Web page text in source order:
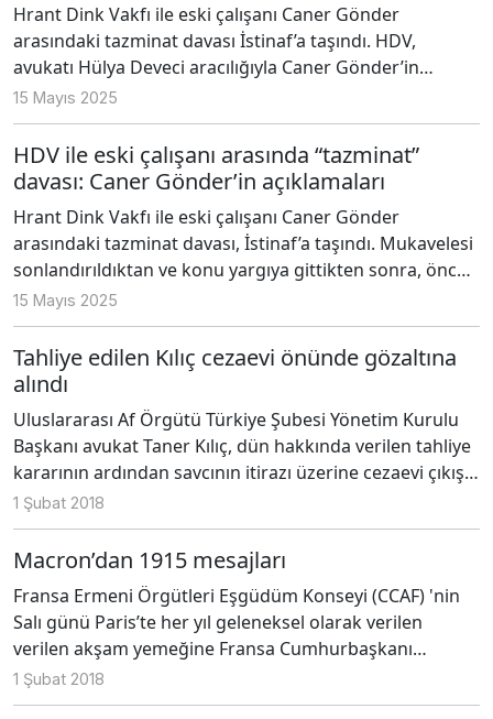
Hrant Dink Vakfı ile eski çalışanı Caner Gönder
arasındaki tazminat davası İstinaf’a taşındı. HDV,
avukatı Hülya Deveci aracılığıyla Caner Gönder’in
eylemlerde ve sosyal medyada dile getirdiklerine yanıt
verdi. HDV’ye göre asıl sorun Gönder’in, çalıştığı bölüm
olan “Kapsayıcı Dil Atölyesi”nin fikriyatına, mantığına
uygun davranmaması ve çalışma arkadaşlarıyla sorunlu,
sert bir ilişki biçimi kurması. HDV, Gönder’in tazminatı
konusunda gerekli teminatın bankaya yatırıldığını,
mahkeme sürecinde teknik aksaklıklar nedeniyle yeterli
bir savunma yapamadıklarını söylüyor.
15 Mayıs 2025
HDV ile eski çalışanı arasında “tazminat”
davası: Caner Gönder’in açıklamaları
Hrant Dink Vakfı ile eski çalışanı Caner Gönder
arasındaki tazminat davası, İstinaf’a taşındı. Mukavelesi
sonlandırıldıktan ve konu yargıya gittikten sonra, önce
Hrant Dink Vakfı’nın merkezinde, sonra da Halaskargazi
Caddesi’ndeki 23,5 Hrant Dink Hafıza Mekânı önünde
nöbet tutan Gönder, mahkeme aşamasında Hrant Dink
Vakfı’nın davayı İstinaf’a taşımasının hak kaybına neden
15 Mayıs 2025
Tahliye edilen Kılıç cezaevi önünde gözaltına
alındı
Uluslararası Af Örgütü Türkiye Şubesi Yönetim Kurulu
Başkanı avukat Taner Kılıç, dün hakkında verilen tahliye
kararının ardından savcının itirazı üzerine cezaevi çıkışı
gözaltına alındı.
1 Şubat 2018
Macron’dan 1915 mesajları
Fransa Ermeni Örgütleri Eşgüdüm Konseyi (CCAF) 'nin
Salı günü Paris’te her yıl geleneksel olarak verilen
verilen akşam yemeğine Fransa Cumhurbaşkanı
Macron da onur konuğu olarak katıldı.
1 Şubat 2018